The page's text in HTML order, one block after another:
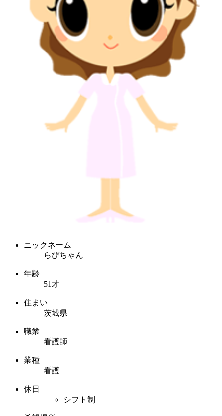
ニックネーム
らびちゃん
年齢
51才
住まい
茨城県
職業
看護師
業種
看護
休日
シフト制